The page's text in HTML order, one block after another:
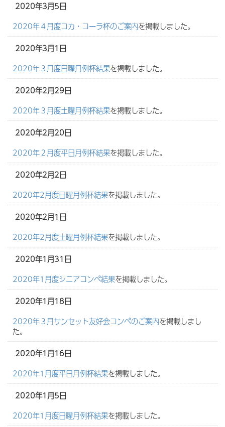
2020年3月5日
2020年４月度コカ・コーラ杯のご案内を掲載しました。
2020年3月1日
2020年３月度日曜月例杯結果を掲載しました。
2020年2月29日
2020年３月度土曜月例杯結果を掲載しました。
2020年2月20日
2020年２月度平日月例杯結果を掲載しました。
2020年2月2日
2020年2月度日曜月例杯結果を掲載しました。
2020年2月1日
2020年2月度土曜月例杯結果を掲載しました。
2020年1月31日
2020年1月度シニアコンペ結果を掲載しました。
2020年1月18日
2020年３月サンセット友好会コンペのご案内を掲載しまし
た。
2020年1月16日
2020年1月度平日月例杯結果を掲載しました。
2020年1月5日
2020年1月度日曜月例杯結果を掲載しました。